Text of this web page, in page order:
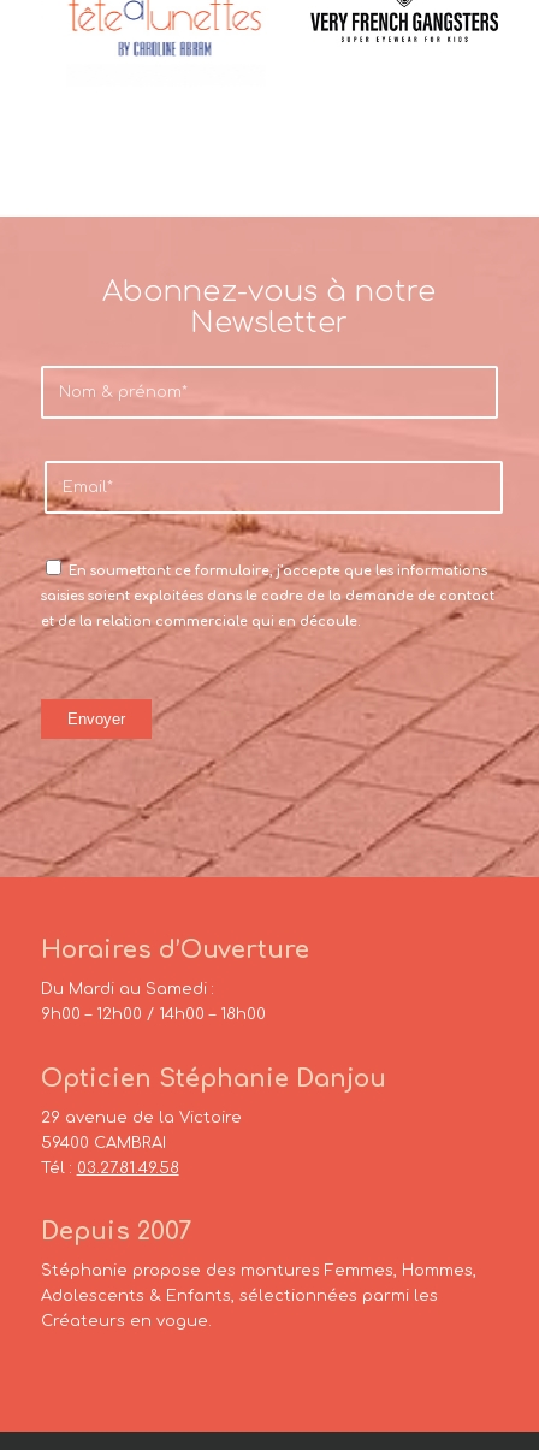
Abonnez-vous à notre
Newsletter
En soumettant ce formulaire, j’accepte que les informations
saisies soient exploitées dans le cadre de la demande de contact
et de la relation commerciale qui en découle.
Horaires d’Ouverture
Du Mardi au Samedi :
9h00 – 12h00 / 14h00 – 18h00
Opticien Stéphanie Danjou
29 avenue de la Victoire
59400 CAMBRAI
Tél : 03.27.81.49.58
Depuis 2007
Stéphanie propose des montures Femmes, Hommes,
Adolescents & Enfants, sélectionnées parmi les
Créateurs en vogue.